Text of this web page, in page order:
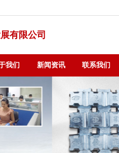
有限公司
我们 新闻资讯 联系我们